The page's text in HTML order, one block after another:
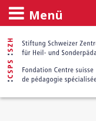
Menü